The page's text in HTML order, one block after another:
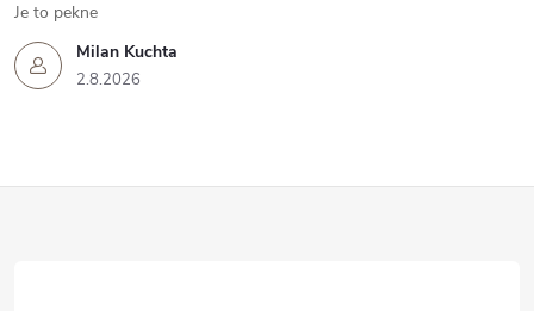
Milan Kuchta
2.8.2026
Je to pekne